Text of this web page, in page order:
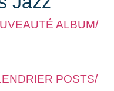
ALBUM/
POSTS/